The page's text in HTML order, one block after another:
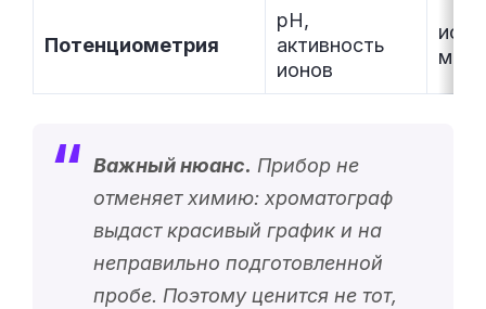
Потенциометрия
pH,
активность
ионов
Важный нюанс. Прибор не
отменяет химию: хроматограф
выдаст красивый график и на
неправильно подготовленной
пробе. Поэтому ценится не тот,